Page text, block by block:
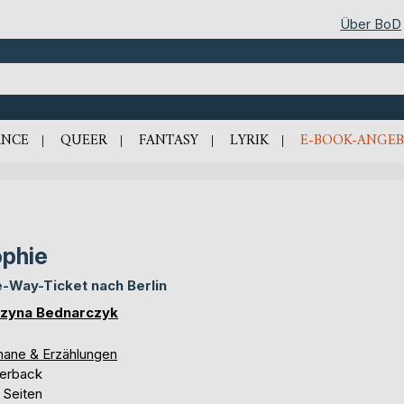
Über BoD
QUEER FANTASY LYRIK E-BOOK-
Way-Ticket nach Berlin
Bednarczyk
& Erzählungen